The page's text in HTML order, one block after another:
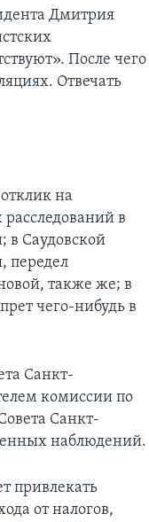
Дмитрия
После чего
Отвечать
на
в
в Саудовской
передел
также же; в
чего-нибудь в
Санкт-
комиссии по
Санкт-
наблюдений.
привлекать
от налогов,